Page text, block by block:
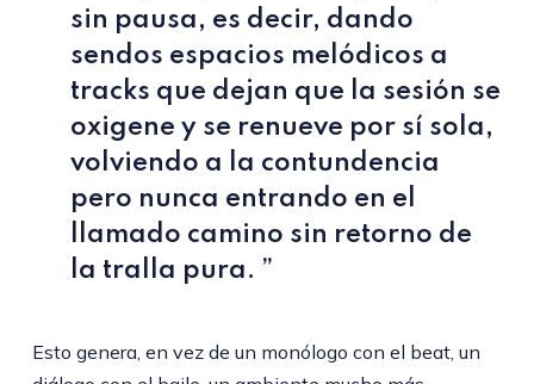
sin pausa, es decir, dando
sendos espacios melódicos a
tracks que dejan que la sesión se
oxigene y se renueve por sí sola,
volviendo a la contundencia
pero nunca entrando en el
llamado camino sin retorno de
la tralla pura. ”
Esto genera, en vez de un monólogo con el beat, un